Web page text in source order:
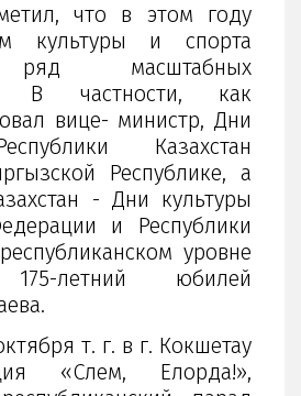
что в этом году
культуры и спорта
ряд масштабных
В частности, как
вице- министр, Дни
Казахстан
Республике, а
- Дни культуры
и Республики
уровне
175-летний юбилей
т. г. в г. Кокшетау
«Сәлем, Елорда!»,